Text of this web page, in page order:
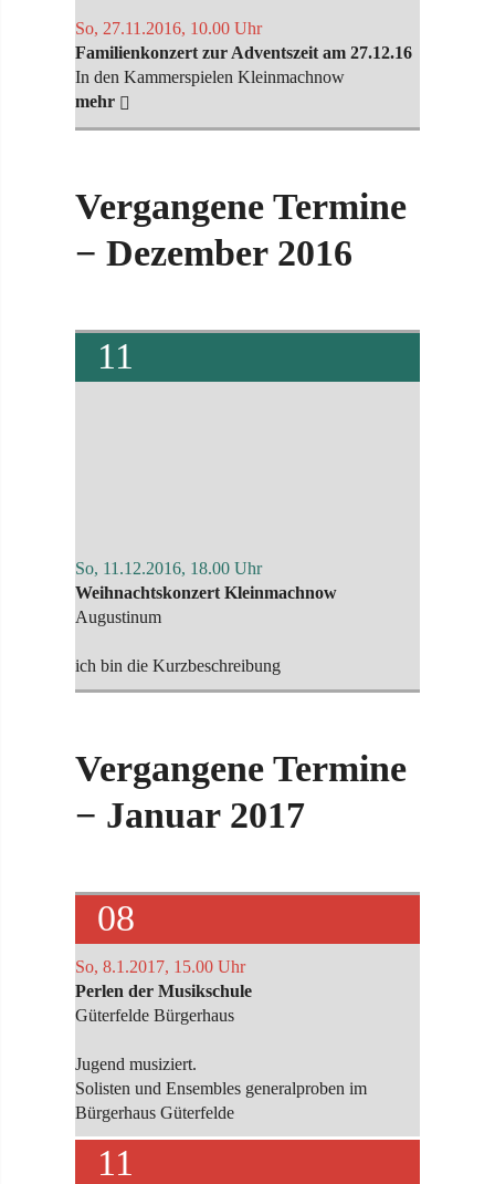
So, 27.11.2016, 10.00 Uhr
Familien­konzert zur Adventszeit am 27.12.16
In den Kammerspielen Kleinmachnow
mehr
Vergangene Termine
− Dezember 2016
11
So, 11.12.2016, 18.00 Uhr
Weihnachtskonzert Kleinmachnow
Augustinum
ich bin die Kurzbeschreibung
Vergangene Termine
− Januar 2017
08
So, 8.1.2017, 15.00 Uhr
Perlen der Musikschule
Güterfelde Bürgerhaus
Jugend musiziert.
Solisten und Ensembles generalproben im
Bürgerhaus Güterfelde
11